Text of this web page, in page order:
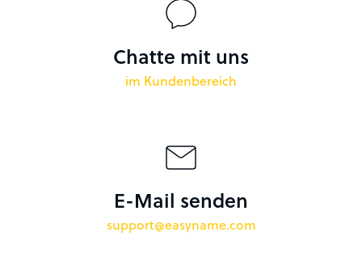
Chatte mit uns
im Kundenbereich
E-Mail senden
support@easyname.com